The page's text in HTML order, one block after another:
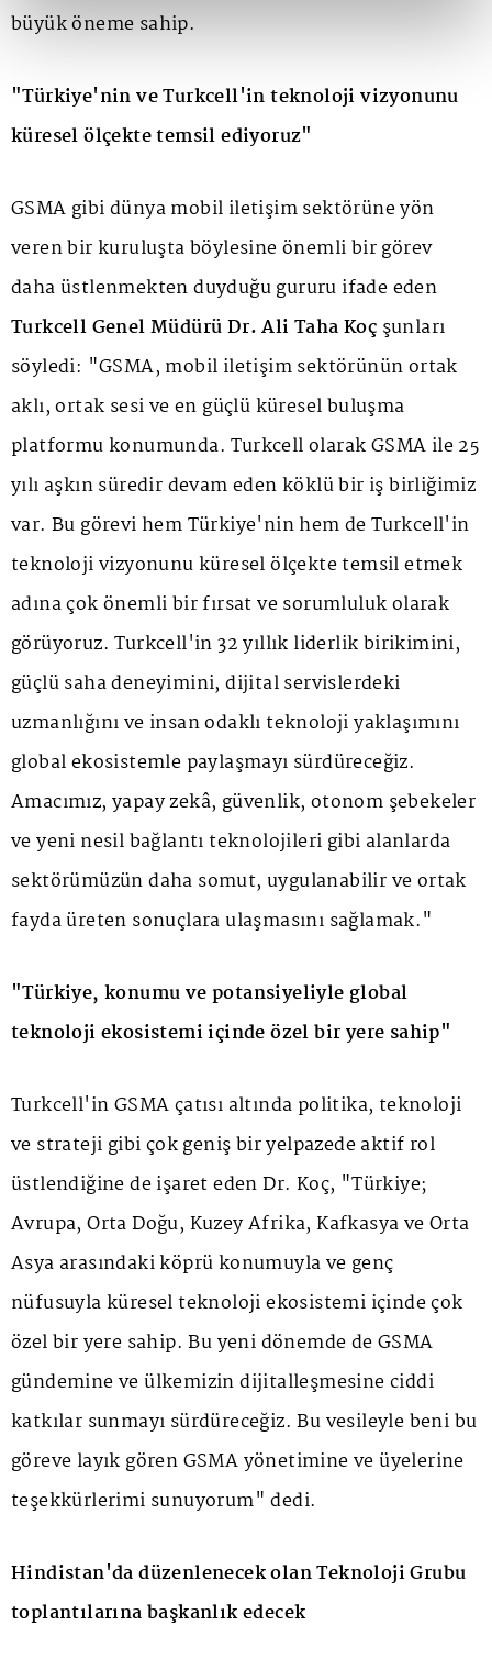
büyük öneme sahip.
"Türkiye'nin ve Turkcell'in teknoloji vizyonunu
küresel ölçekte temsil ediyoruz"
GSMA gibi dünya mobil iletişim sektörüne yön
veren bir kuruluşta böylesine önemli bir görev
daha üstlenmekten duyduğu gururu ifade eden
Turkcell Genel Müdürü Dr. Ali Taha Koç şunları
söyledi: "GSMA, mobil iletişim sektörünün ortak
aklı, ortak sesi ve en güçlü küresel buluşma
platformu konumunda. Turkcell olarak GSMA ile 25
yılı aşkın süredir devam eden köklü bir iş birliğimiz
var. Bu görevi hem Türkiye'nin hem de Turkcell'in
teknoloji vizyonunu küresel ölçekte temsil etmek
adına çok önemli bir fırsat ve sorumluluk olarak
görüyoruz. Turkcell'in 32 yıllık liderlik birikimini,
güçlü saha deneyimini, dijital servislerdeki
uzmanlığını ve insan odaklı teknoloji yaklaşımını
global ekosistemle paylaşmayı sürdüreceğiz.
Amacımız, yapay zekâ, güvenlik, otonom şebekeler
ve yeni nesil bağlantı teknolojileri gibi alanlarda
sektörümüzün daha somut, uygulanabilir ve ortak
fayda üreten sonuçlara ulaşmasını sağlamak."
"Türkiye, konumu ve potansiyeliyle global
teknoloji ekosistemi içinde özel bir yere sahip"
Turkcell'in GSMA çatısı altında politika, teknoloji
ve strateji gibi çok geniş bir yelpazede aktif rol
üstlendiğine de işaret eden Dr. Koç, "Türkiye;
Avrupa, Orta Doğu, Kuzey Afrika, Kafkasya ve Orta
Asya arasındaki köprü konumuyla ve genç
nüfusuyla küresel teknoloji ekosistemi içinde çok
özel bir yere sahip. Bu yeni dönemde de GSMA
gündemine ve ülkemizin dijitalleşmesine ciddi
katkılar sunmayı sürdüreceğiz. Bu vesileyle beni bu
göreve layık gören GSMA yönetimine ve üyelerine
teşekkürlerimi sunuyorum" dedi.
Hindistan'da düzenlenecek olan Teknoloji Grubu
toplantılarına başkanlık edecek